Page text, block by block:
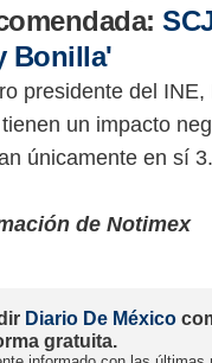
Bonilla'
presidente del
un impacto
únicamente en sí
de Notimex
Diario De México
gratuita.